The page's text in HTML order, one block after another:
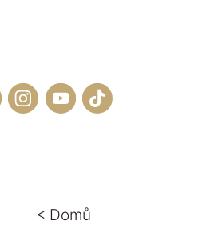
FacebookInstagram
Youtube
< Domů